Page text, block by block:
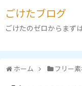
ごけたブログ
ごけたのゼロからまず
ホーム フリー